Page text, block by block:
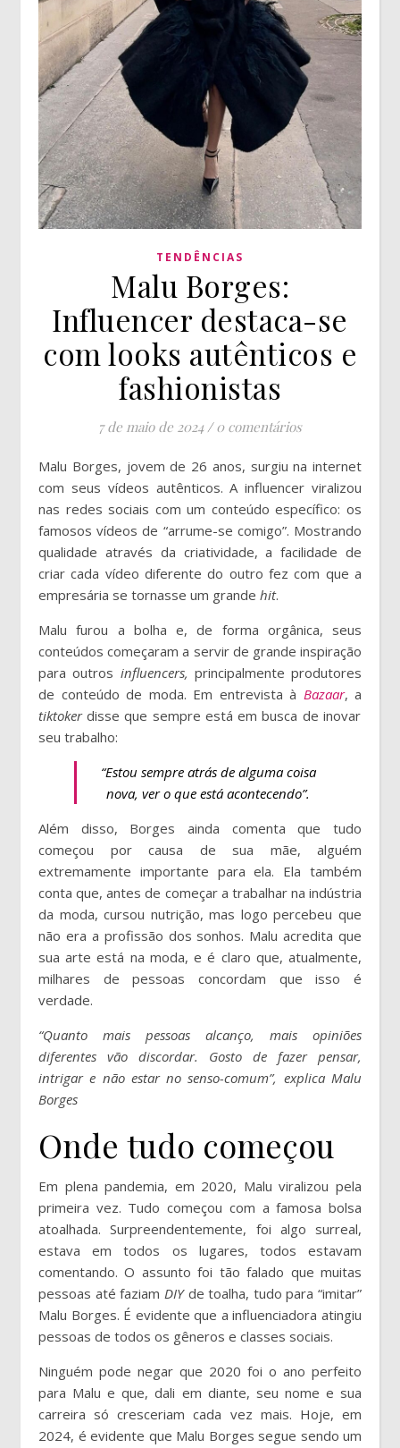
TENDÊNCIAS
Malu Borges:
Influencer destaca-se
com looks autênticos e
fashionistas
7 de maio de 2024 / 0 comentários
Malu Borges, jovem de 26 anos, surgiu na internet
com seus vídeos autênticos. A influencer viralizou
nas redes sociais com um conteúdo específico: os
famosos vídeos de “arrume-se comigo”. Mostrando
qualidade através da criatividade, a facilidade de
criar cada vídeo diferente do outro fez com que a
empresária se tornasse um grande hit.
Malu furou a bolha e, de forma orgânica, seus
conteúdos começaram a servir de grande inspiração
para outros influencers, principalmente produtores
de conteúdo de moda. Em entrevista à Bazaar, a
tiktokerdisse que sempre está em busca de inovar
seu trabalho:
“Estou sempre atrás de alguma coisa
nova, ver o que está acontecendo”.
Além disso, Borges ainda comenta que tudo
começou por causa de sua mãe, alguém
extremamente importante para ela. Ela também
conta que, antes de começar a trabalhar na indústria
da moda, cursou nutrição, mas logo percebeu que
não era a profissão dos sonhos. Malu acredita que
sua arte está na moda, e é claro que, atualmente,
milhares de pessoas concordam que isso é
verdade.
“Quanto mais pessoas alcanço, mais opiniões
diferentes vão discordar. Gosto de fazer pensar,
intrigar e não estar no senso-comum”, explica Malu
Borges
Onde tudo começou
Em plena pandemia, em 2020, Malu viralizou pela
primeira vez. Tudo começou com a famosa bolsa
atoalhada. Surpreendentemente, foi algo surreal,
estava em todos os lugares, todos estavam
comentando. O assunto foi tão falado que muitas
pessoas até faziam DIY de toalha, tudo para “imitar”
Malu Borges. É evidente que a influenciadora atingiu
pessoas de todos os gêneros e classes sociais.
Ninguém pode negar que 2020 foi o ano perfeito
para Malu e que, dali em diante, seu nome e sua
carreira só cresceriam cada vez mais. Hoje, em
2024, é evidente que Malu Borges segue sendo um